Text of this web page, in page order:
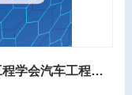
关于启动2026年度第二批中国汽车工程学会汽车工程师工程能力评价的通知